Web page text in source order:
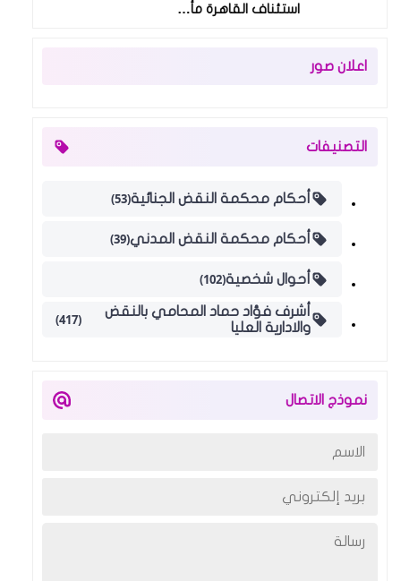
استئناف القاهرة مأ…
اعلان صور
التصنيفات
أحكام محكمة النقض الجنائية(53)
أحكام محكمة النقض المدني(39)
أحوال شخصية(102)
أشرف فؤاد حماد المحامي بالنقض
والادارية العليا
(417)
نموذج الاتصال